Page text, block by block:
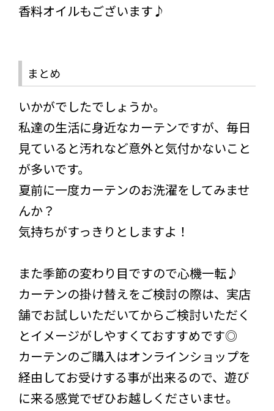
香料オイルもございます♪
まとめ
いかがでしたでしょうか。
私達の生活に身近なカーテンですが、毎日
見ていると汚れなど意外と気付かないこと
が多いです。
夏前に一度カーテンのお洗濯をしてみませ
んか？
気持ちがすっきりとしますよ！
また季節の変わり目ですので心機一転♪
カーテンの掛け替えをご検討の際は、実店
舗でお試しいただいてからご検討いただく
とイメージがしやすくておすすめです◎
カーテンのご購入はオンラインショップを
経由してお受けする事が出来るので、遊び
に来る感覚でぜひお越しくださいませ。